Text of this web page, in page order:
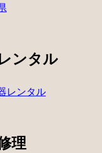
ンタル
レンタル
理